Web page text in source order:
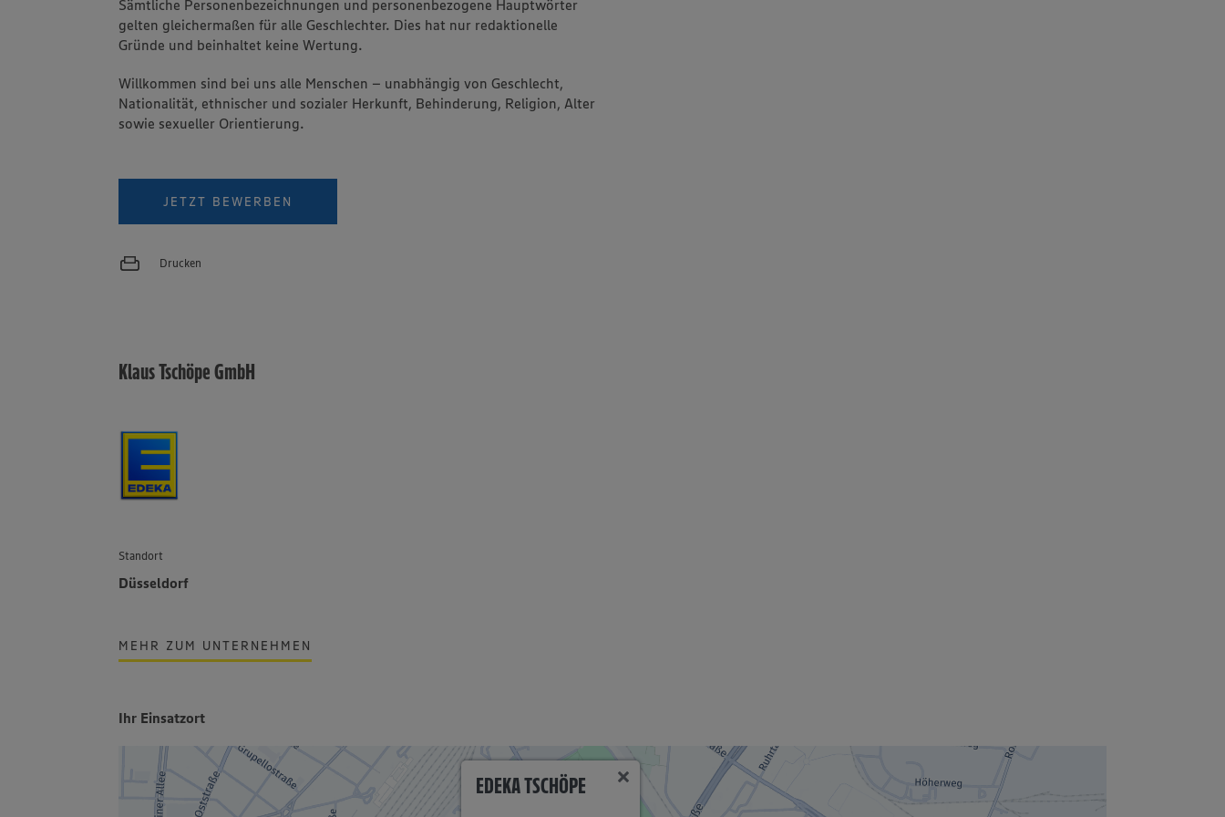
Sämtliche Personenbezeichnungen und personenbezogene Hauptwörter
gelten gleichermaßen für alle Geschlechter. Dies hat nur redaktionelle
Gründe und beinhaltet keine Wertung.
Willkommen sind bei uns alle Menschen – unabhängig von Geschlecht,
Nationalität, ethnischer und sozialer Herkunft, Behinderung, Religion, Alter
sowie sexueller Orientierung.
JETZT BEWERBEN
Drucken
Klaus Tschöpe GmbH
Standort
Düsseldorf
MEHR ZUM UNTERNEHMEN
Ihr Einsatzort
EDEKA TSCHÖPE